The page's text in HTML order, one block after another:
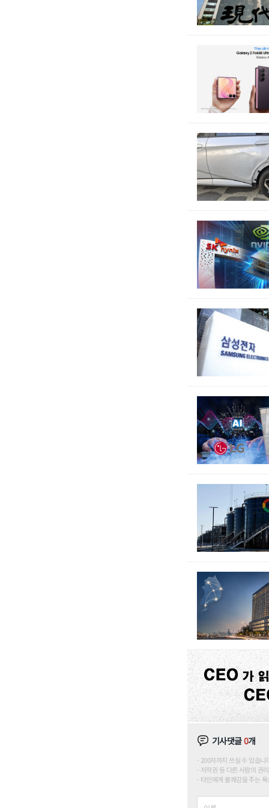
기사댓글0개
200자까지 쓰실 수 있습
저작권 등 다른 사람의 권
타인에게 불쾌감을 주는